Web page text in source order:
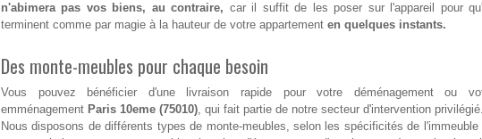
n'abimera pas vos biens, au contraire, car il suffit de les poser sur l'appareil pour
terminent comme par magie à la hauteur de votre appartement en quelques instants.
Des monte-meubles pour chaque besoin
Vous pouvez bénéficier d'une livraison rapide pour votre déménagement ou
emménagement Paris 10eme (75010), qui fait partie de notre secteur d'intervention privilégié.
Nous disposons de différents types de monte-meubles, selon les spécificités de l'immeuble